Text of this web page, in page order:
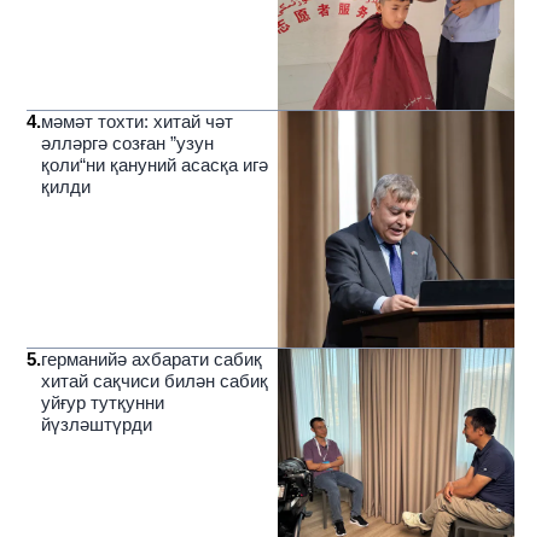
4.мәмәт тохти: хитай чәт
әлләргә созған ”узун
қоли“ни қануний асасқа игә
қилди
5.германийә ахбарати сабиқ
хитай сақчиси билән сабиқ
уйғур тутқунни
йүзләштүрди